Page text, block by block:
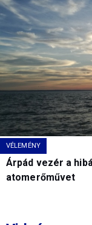
VÉLEMÉNY
Árpád vezér a
atomerőművet